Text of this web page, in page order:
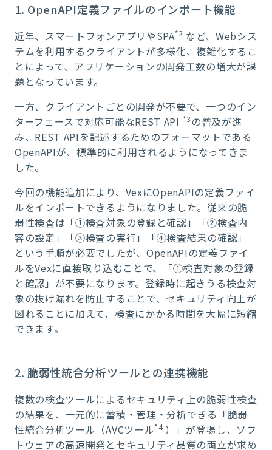
1. OpenAPI定義ファイルのインポート機能
近年、スマートフォンアプリやSPA*2 など、Webシス
テムを利用するクライアントが多様化、複雑化するこ
とによって、アプリケーションの開発工数の増大が課
題となっています。
一方、クライアントごとの開発が不要で、一つのイン
ターフェースで対応可能なREST API *3 の普及が進
み、REST APIを記述するためのフォーマットである
OpenAPIが、標準的に利用されるようになってきま
した。
今回の機能追加により、VexにOpenAPIの定義ファイ
ルをインポートできるようになりました。従来の脆
弱性検査は「①検査対象の登録と確認」「②検査内
容の設定」「③検査の実行」「④検査結果の確認」
という手順が必要でしたが、OpenAPIの定義ファイ
ルをVexに直接取り込むことで、「①検査対象の登録
と確認」が不要になります。登録時に起きうる検査対
象の抜け漏れを防止することで、セキュリティ向上が
図れることに加えて、検査にかかる時間を大幅に短縮
できます。
2. 脆弱性統合分析ツールとの連携機能
複数の検査ツールによるセキュリティ上の脆弱性検査
の結果を、一元的に蓄積・管理・分析できる「脆弱
性統合分析ツール（AVCツール*4 ）」が登場し、ソフ
トウェアの高速開発とセキュリティ品質の両立が求め